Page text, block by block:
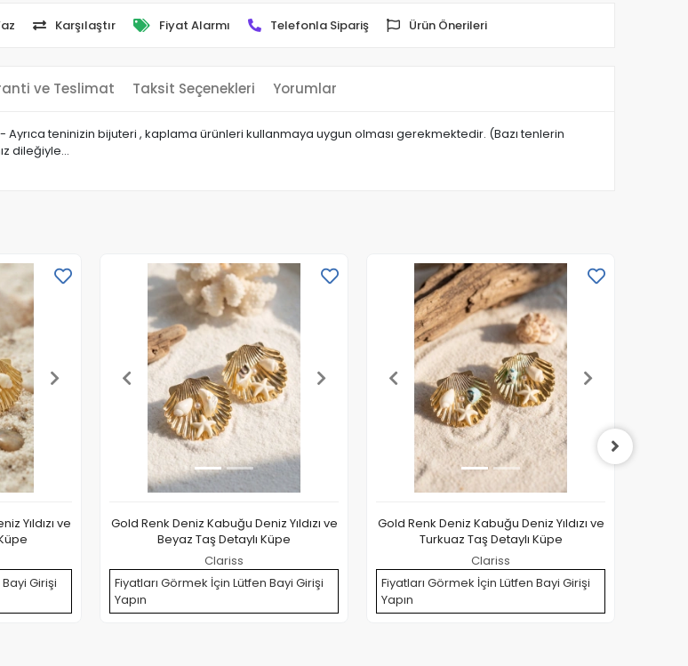
Karşılaştır Fiyat Alarmı Telefonla Sipariş Ürün Önerileri
ve Teslimat Taksit Seçenekleri Yorumlar
teninizin bijuteri , kaplama ürünleri kullanmaya uygun olması gerekmektedir. (Bazı tenlerin
dileğiyle…
Yıldızı ve
Girişi
Gold Renk Deniz Kabuğu Deniz Yıldızı ve
Beyaz Taş Detaylı Küpe
Clariss
Fiyatları Görmek İçin Lütfen Bayi Girişi
Yapın
Gold Renk Deniz Kabuğu Deniz Yıldızı ve
Turkuaz Taş Detaylı Küpe
Clariss
Fiyatları Görmek İçin Lütfen Bayi Girişi
Yapın